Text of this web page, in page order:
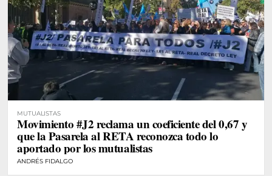
MUTUALISTAS
Movimiento #J2 reclama un coeficiente del 0,67 y
que la Pasarela al RETA reconozca todo lo
aportado por los mutualistas
ANDRÉS FIDALGO